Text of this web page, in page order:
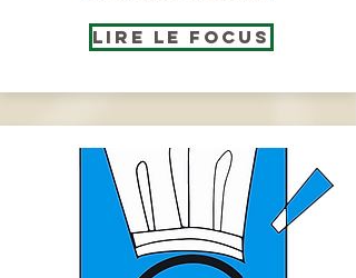
Lire le Focus